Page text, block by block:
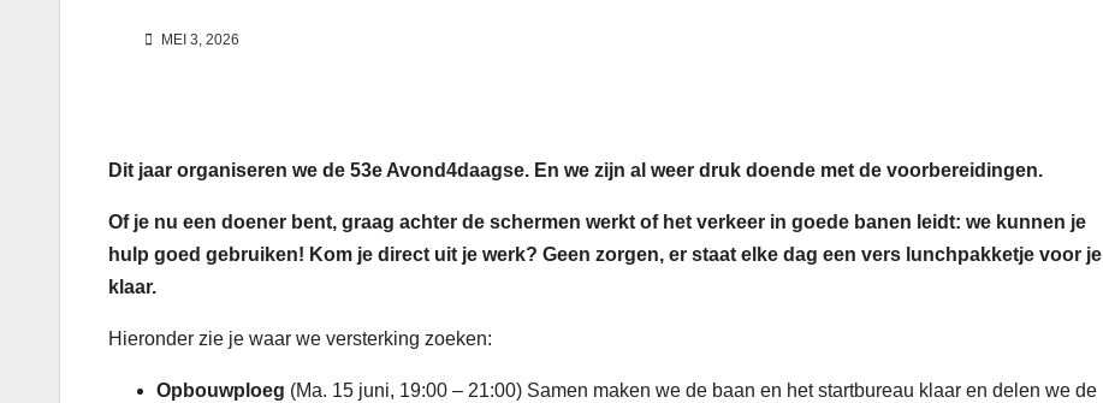
MEI 3, 2026
Dit jaar organiseren we de 53e Avond4daagse. En we zijn al weer druk doende met de voorbereidingen.
Of je nu een doener bent, graag achter de schermen werkt of het verkeer in goede banen leidt: we kunnen je
hulp goed gebruiken! Kom je direct uit je werk? Geen zorgen, er staat elke dag een vers lunchpakketje voor je
klaar.
Hieronder zie je waar we versterking zoeken:
Opbouwploeg (Ma. 15 juni, 19:00 – 21:00) Samen maken we de baan en het startbureau klaar en delen we de